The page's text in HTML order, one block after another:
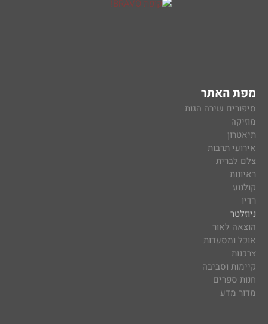
מפת האתר
סיפורים שירה הגות
מוזיקה
תיאטרון
אירועי תרבות
צלם לברית
ראיונות
קולנוע
רדיו
ניוזלטר
הוצאה לאור
אוכל ומסעדות
צרכנות
קיימות וסביבה
חנות ספרים
מדור מדע